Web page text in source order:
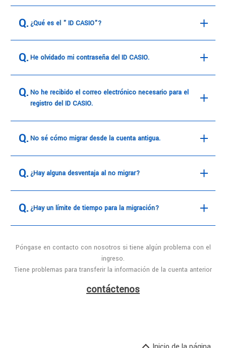
¿Qué es el " ID CASIO"?
He olvidado mi contraseña del ID CASIO.
No he recibido el correo electrónico necesario para el
registro del ID CASIO.
No sé cómo migrar desde la cuenta antigua.
¿Hay alguna desventaja al no migrar?
¿Hay un límite de tiempo para la migración?
Póngase en contacto con nosotros si tiene algún problema con el
ingreso.
Tiene problemas para transferir la información de la cuenta anterior
contáctenos